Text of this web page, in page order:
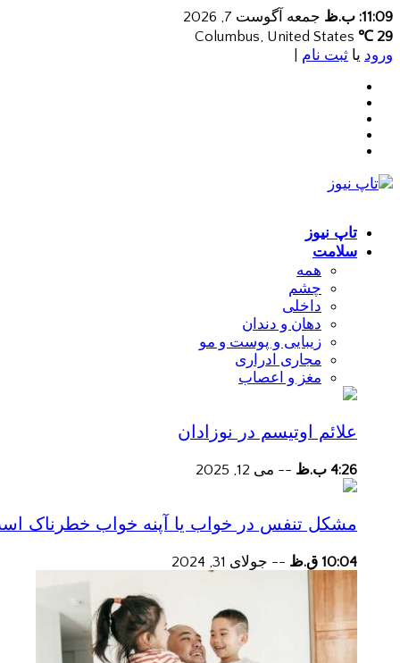
11:09: ب.ظ
جمعه آگوست 7, 2026
29 ℃
ورود یا ثبت نام
تاپ نیوز
سلامت
همه
چشم
داخلی
دهان و دندان
زیبایی و پوست و مو
مجاری ادراری
مغز و اعصاب
علائم اوتیسم در نوزادان
4:26 ب.ظ -- می 12, 2025
مشکل تنفس در خواب یا آپنه خواب خطرناک
10:04 ق.ظ -- جولای 31, 2024